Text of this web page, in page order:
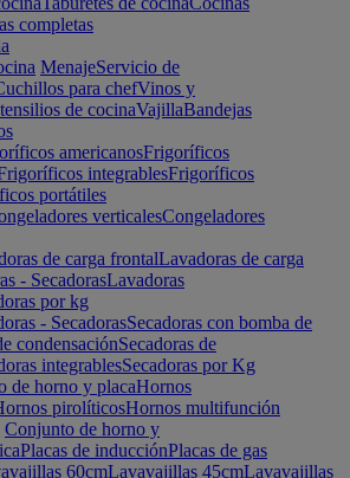
completas
MenajeServicio de
para chefVinos y
de cocinaVajillaBandejas
americanosFrigoríficos
integrablesFrigoríficos
portátiles
verticalesCongeladores
de carga frontalLavadoras de carga
- SecadorasLavadoras
por kg
- SecadorasSecadoras con bomba de
condensaciónSecadoras de
integrablesSecadoras por Kg
de horno y placaHornos
pirolíticosHornos multifunción
Conjunto de horno y
Placas de inducciónPlacas de gas
60cmLavavajillas 45cmLavavajillas